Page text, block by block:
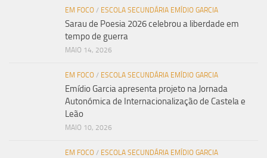
EM FOCO / ESCOLA SECUNDÁRIA EMÍDIO GARCIA
Sarau de Poesia 2026 celebrou a liberdade em
tempo de guerra
MAIO 14, 2026
EM FOCO / ESCOLA SECUNDÁRIA EMÍDIO GARCIA
Emídio Garcia apresenta projeto na Jornada
Autonómica de Internacionalização de Castela e
Leão
MAIO 10, 2026
EM FOCO / ESCOLA SECUNDÁRIA EMÍDIO GARCIA